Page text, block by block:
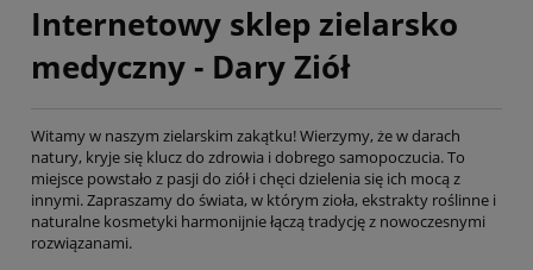
Internetowy sklep zielarsko
medyczny - Dary Ziół
Witamy w naszym zielarskim zakątku! Wierzymy, że w darach
natury, kryje się klucz do zdrowia i dobrego samopoczucia. To
miejsce powstało z pasji do ziół i chęci dzielenia się ich mocą z
innymi. Zapraszamy do świata, w którym zioła, ekstrakty roślinne i
naturalne kosmetyki harmonijnie łączą tradycję z nowoczesnymi
rozwiązanami.